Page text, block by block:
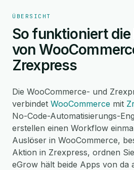
ÜBERSICHT
So funktioniert
von
Zrexpress
Die WooCommerce- und
verbindet WooCommerce mit
No-Code-Automatisierungs-
erstellen einen Workflow
Auslöser in WooCommerce,
Aktion in Zrexpress, ordnen
eGrow hält beide Apps von da